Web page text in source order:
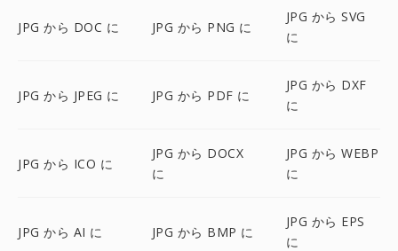
JPG から DOC に JPG から PNG に
JPG から SVG
に
JPG から JPEG に JPG から PDF に
JPG から DXF
に
JPG から ICO に
JPG から DOCX
に
JPG から WEBP
に
JPG から AI に JPG から BMP に
JPG から EPS
に